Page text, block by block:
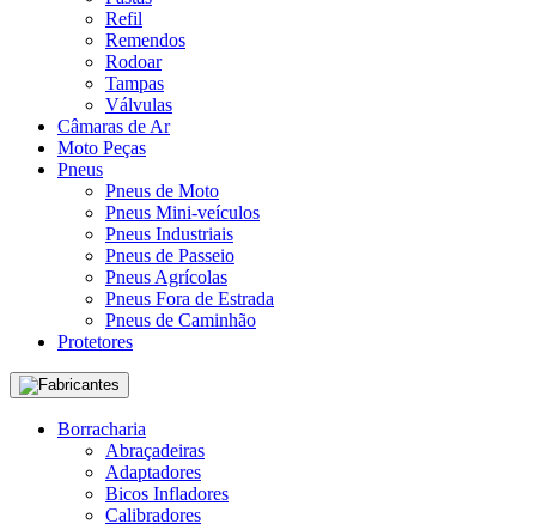
Refil
Remendos
Rodoar
Tampas
Válvulas
Câmaras de Ar
Moto Peças
Pneus
Pneus de Moto
Pneus Mini-veículos
Pneus Industriais
Pneus de Passeio
Pneus Agrícolas
Pneus Fora de Estrada
Pneus de Caminhão
Protetores
Fabricantes
Borracharia
Abraçadeiras
Adaptadores
Bicos Infladores
Calibradores